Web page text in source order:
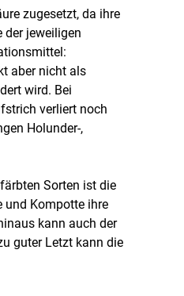
zugesetzt, da ihre
der jeweiligen
aber nicht als
wird. Bei
verliert noch
Holunder-,
Sorten ist die
und Kompotte ihre
kann auch der
guter Letzt kann die